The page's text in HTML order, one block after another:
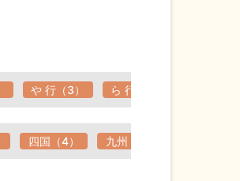
や 行（3） ら 行（1）
四国（4） 九州（2）